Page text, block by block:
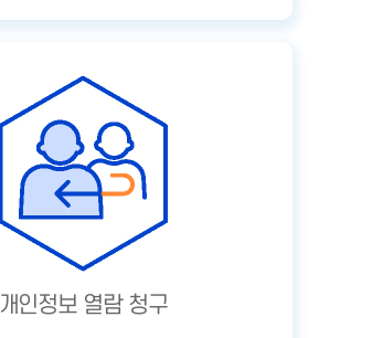
개인정보 열람 청구